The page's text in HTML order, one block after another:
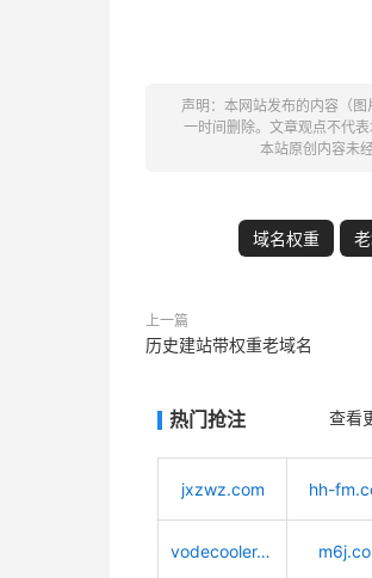
声明：本网站发布的内容（
一时间删除。文章观点不代
本站原创内容未
域名权重
上一篇
历史建站带权重老域名
热门抢注 查看
jxzwz.com hh-
vodecooler.cn